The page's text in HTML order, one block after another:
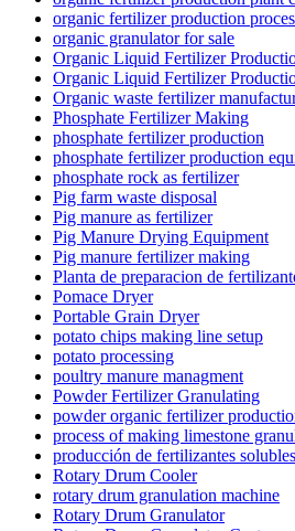
organic fertilizer production
organic granulator for sale
Organic Liquid Fertilizer
Organic Liquid Fertilizer
Organic waste fertilizer
Phosphate Fertilizer Making
phosphate fertilizer production
phosphate fertilizer production
phosphate rock as fertilizer
Pig farm waste disposal
Pig manure as fertilizer
Pig Manure Drying Equipment
Pig manure fertilizer making
Planta de preparacion de
Pomace Dryer
Portable Grain Dryer
potato chips making line setup
potato processing
poultry manure managment
Powder Fertilizer Granulating
powder organic fertilizer
process of making limestone
producción de fertilizantes
Rotary Drum Cooler
rotary drum granulation machine
Rotary Drum Granulator